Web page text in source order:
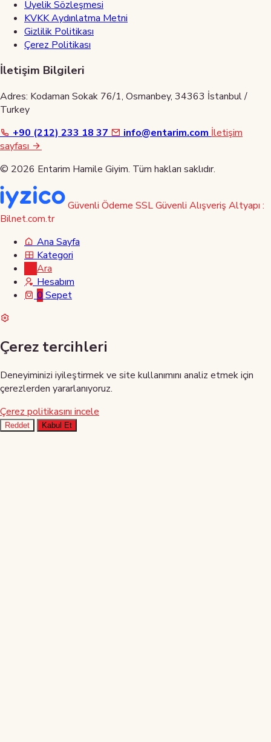
Üyelik Sözleşmesi
KVKK Aydınlatma Metni
Gizlilik Politikası
Çerez Politikası
İletişim Bilgileri
Adres: Kodaman Sokak 76/1, Osmanbey, 34363 İstanbul /
Turkey
+90 (212) 233 18 37
info@entarim.com İletişim
sayfası
© 2026 Entarim Hamile Giyim. Tüm hakları saklıdır.
Güvenli Ödeme SSL Güvenli Alışveriş Altyapı :
Bilnet.com.tr
Ana Sayfa
Kategori
Ara
Hesabım
0 Sepet
Çerez tercihleri
Deneyiminizi iyileştirmek ve site kullanımını analiz etmek için
çerezlerden yararlanıyoruz.
Çerez politikasını incele
Reddet Kabul Et